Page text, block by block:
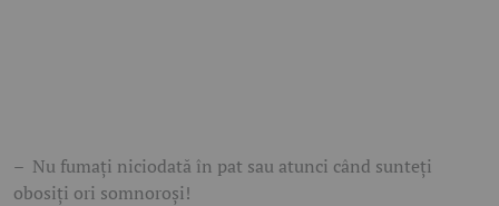
– Nu fumați niciodată în pat sau atunci când sunteți
obosiți ori somnoroși!